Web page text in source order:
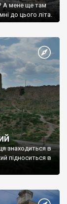
А мене ще там
до цього літа.
знаходиться в
підноситься в